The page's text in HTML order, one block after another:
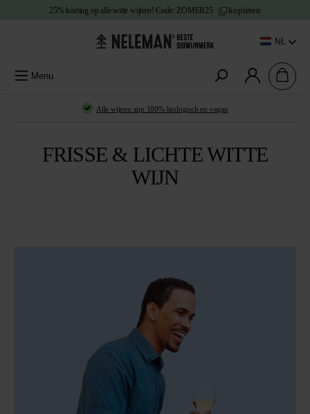
25% korting op alle witte wijnen!Code: ZOMER25 kopiëren
NL
Menu
Alle wijnen zijn 100% biologisch en vegan
FRISSE & LICHTE WITTE
WIJN